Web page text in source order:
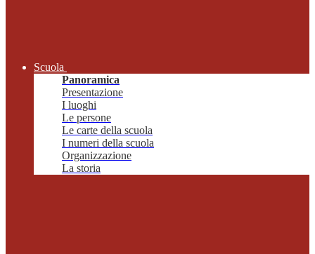
Scuola
Panoramica
Presentazione
I luoghi
Le persone
Le carte della scuola
I numeri della scuola
Organizzazione
La storia